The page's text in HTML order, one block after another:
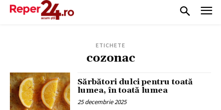
ETICHETE
cozonac
Sărbători dulci pentru toată
lumea, în toată lumea
25 decembrie 2025